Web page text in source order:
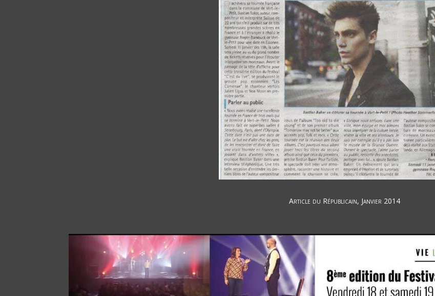
Article du Républicain, Janvier 2014